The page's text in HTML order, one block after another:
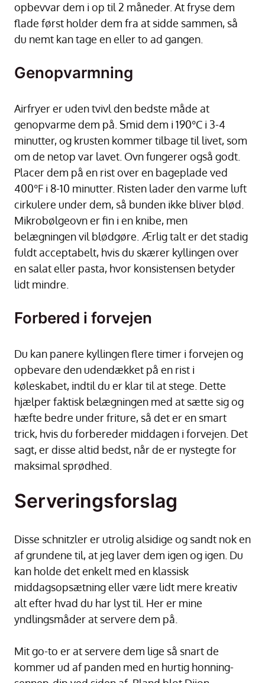
opbevvar dem i op til 2 måneder. At fryse dem
flade først holder dem fra at sidde sammen, så
du nemt kan tage en eller to ad gangen.
Genopvarmning
Airfryer er uden tvivl den bedste måde at
genopvarme dem på. Smid dem i 190°C i 3-4
minutter, og krusten kommer tilbage til livet, som
om de netop var lavet. Ovn fungerer også godt.
Placer dem på en rist over en bageplade ved
400°F i 8-10 minutter. Risten lader den varme luft
cirkulere under dem, så bunden ikke bliver blød.
Mikrobølgeovn er fin i en knibe, men
belægningen vil blødgøre. Ærlig talt er det stadig
fuldt acceptabelt, hvis du skærer kyllingen over
en salat eller pasta, hvor konsistensen betyder
lidt mindre.
Forbered i forvejen
Du kan panere kyllingen flere timer i forvejen og
opbevare den udendækket på en rist i
køleskabet, indtil du er klar til at stege. Dette
hjælper faktisk belægningen med at sætte sig og
hæfte bedre under friture, så det er en smart
trick, hvis du forbereder middagen i forvejen. Det
sagt, er disse altid bedst, når de er nystegte for
maksimal sprødhed.
Serveringsforslag
Disse schnitzler er utrolig alsidige og sandt nok en
af grundene til, at jeg laver dem igen og igen. Du
kan holde det enkelt med en klassisk
middagsopsætning eller være lidt mere kreativ
alt efter hvad du har lyst til. Her er mine
yndlingsmåder at servere dem på.
Mit go-to er at servere dem lige så snart de
kommer ud af panden med en hurtig honning-